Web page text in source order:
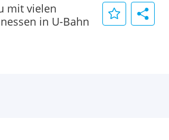
mit vielen
in U-Bahn